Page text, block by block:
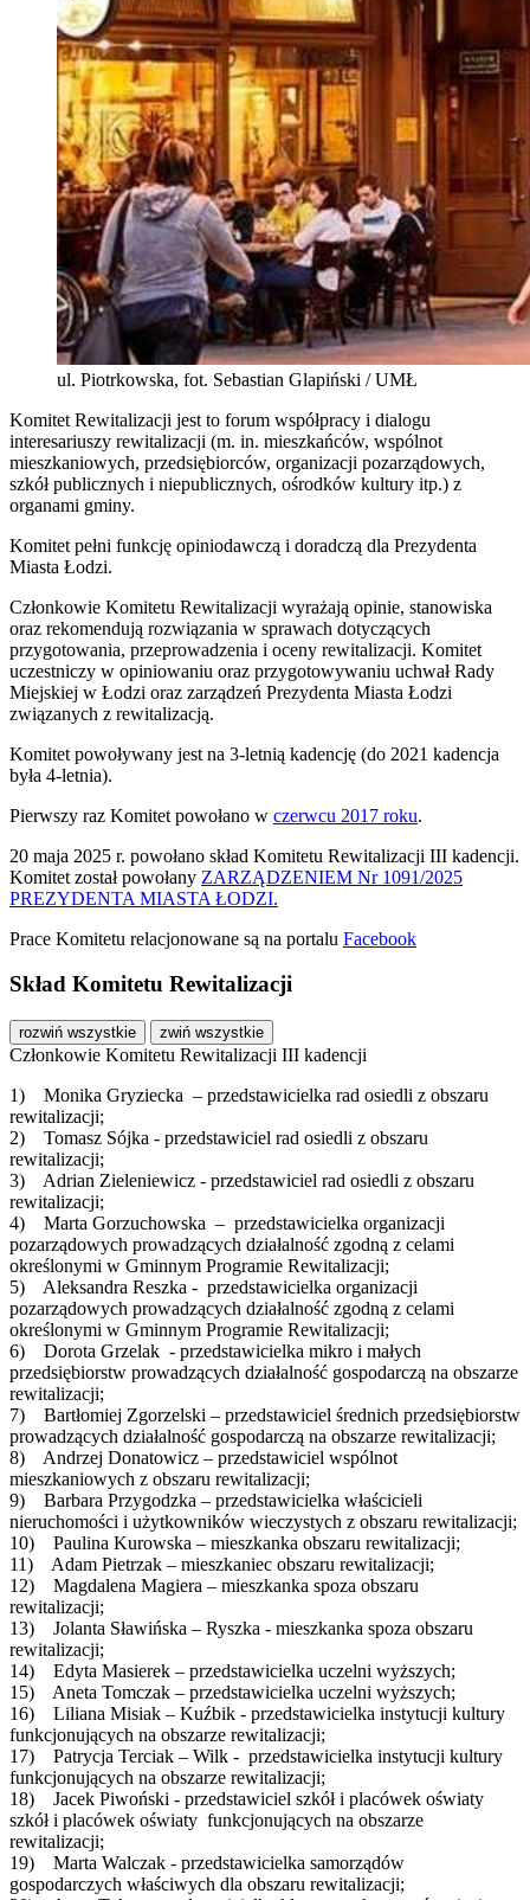
ul. Piotrkowska, fot. Sebastian Glapiński / UMŁ
Komitet Rewitalizacji jest to forum współpracy i dialogu
interesariuszy rewitalizacji (m. in. mieszkańców, wspólnot
mieszkaniowych, przedsiębiorców, organizacji pozarządowych,
szkół publicznych i niepublicznych, ośrodków kultury itp.) z
organami gminy.
Komitet pełni funkcję opiniodawczą i doradczą dla Prezydenta
Miasta Łodzi.
Członkowie Komitetu Rewitalizacji wyrażają opinie, stanowiska
oraz rekomendują rozwiązania w sprawach dotyczących
przygotowania, przeprowadzenia i oceny rewitalizacji. Komitet
uczestniczy w opiniowaniu oraz przygotowywaniu uchwał Rady
Miejskiej w Łodzi oraz zarządzeń Prezydenta Miasta Łodzi
związanych z rewitalizacją.
Komitet powoływany jest na 3-letnią kadencję (do 2021 kadencja
była 4-letnia).
Pierwszy raz Komitet powołano w czerwcu 2017 roku.
20 maja 2025 r. powołano skład Komitetu Rewitalizacji III kadencji.
Komitet został powołany ZARZĄDZENIEM Nr 1091/2025
PREZYDENTA MIASTA ŁODZI.
Prace Komitetu relacjonowane są na portalu Facebook
Skład Komitetu Rewitalizacji
rozwiń wszystkie zwiń wszystkie
Członkowie Komitetu Rewitalizacji III kadencji
1) Monika Gryziecka – przedstawicielka rad osiedli z obszaru
rewitalizacji;
2) Tomasz Sójka - przedstawiciel rad osiedli z obszaru
rewitalizacji;
3) Adrian Zieleniewicz - przedstawiciel rad osiedli z obszaru
rewitalizacji;
4) Marta Gorzuchowska – przedstawicielka organizacji
pozarządowych prowadzących działalność zgodną z celami
określonymi w Gminnym Programie Rewitalizacji;
5) Aleksandra Reszka - przedstawicielka organizacji
pozarządowych prowadzących działalność zgodną z celami
określonymi w Gminnym Programie Rewitalizacji;
6) Dorota Grzelak - przedstawicielka mikro i małych
przedsiębiorstw prowadzących działalność gospodarczą na obszarze
rewitalizacji;
7) Bartłomiej Zgorzelski – przedstawiciel średnich przedsiębiorstw
prowadzących działalność gospodarczą na obszarze rewitalizacji;
8) Andrzej Donatowicz – przedstawiciel wspólnot
mieszkaniowych z obszaru rewitalizacji;
9) Barbara Przygodzka – przedstawicielka właścicieli
nieruchomości i użytkowników wieczystych z obszaru rewitalizacji;
10) Paulina Kurowska – mieszkanka obszaru rewitalizacji;
11) Adam Pietrzak – mieszkaniec obszaru rewitalizacji;
12) Magdalena Magiera – mieszkanka spoza obszaru
rewitalizacji;
13) Jolanta Sławińska – Ryszka - mieszkanka spoza obszaru
rewitalizacji;
14) Edyta Masierek – przedstawicielka uczelni wyższych;
15) Aneta Tomczak – przedstawicielka uczelni wyższych;
16) Liliana Misiak – Kuźbik - przedstawicielka instytucji kultury
funkcjonujących na obszarze rewitalizacji;
17) Patrycja Terciak – Wilk - przedstawicielka instytucji kultury
funkcjonujących na obszarze rewitalizacji;
18) Jacek Piwoński - przedstawiciel szkół i placówek oświaty
szkół i placówek oświaty funkcjonujących na obszarze
rewitalizacji;
19) Marta Walczak - przedstawicielka samorządów
gospodarczych właściwych dla obszaru rewitalizacji;